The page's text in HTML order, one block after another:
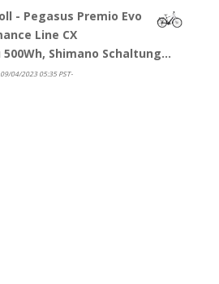
- Pegasus Premio Evo
Line CX
Shimano Schaltung…
04/2023 05:35 PST-